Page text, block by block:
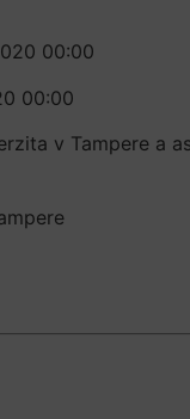
00:00
00:00
v Tampere a